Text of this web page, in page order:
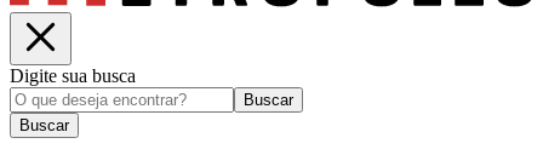
Digite sua busca
Buscar
Buscar